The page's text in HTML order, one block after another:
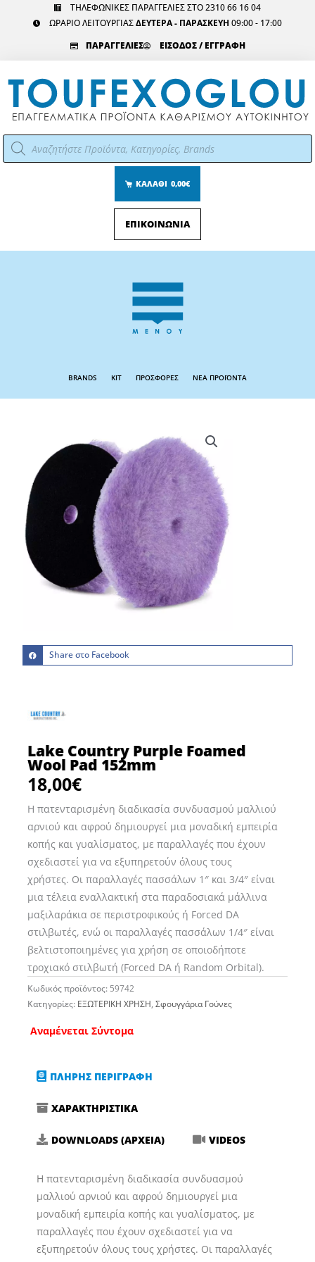
ΤΗΛΕΦΩΝΙΚΕΣ ΠΑΡΑΓΓΕΛΙΕΣ ΣΤΟ 2310 66 16 04
ΩΡΑΡΙΟ ΛΕΙΤΟΥΡΓΙΑΣΔΕΥΤΕΡΑ - ΠΑΡΑΣΚΕΥΗ 09:00 - 17:00
ΠΑΡΑΓΓΕΛΙΕΣ
ΕΙΣΟΔΟΣ / ΕΓΓΡΑΦΗ
Αναζήτηση
προϊόντων
ΚΑΛΑΘΙ 0,00€
ΕΠΙΚΟΙΝΩΝΙΑ
Menu
BRANDS KIT ΠΡΟΣΦΟΡΕΣ ΝΕΑ ΠΡΟΪΟΝΤΑ
Share στο Facebook
Lake Country Purple Foamed
Wool Pad 152mm
18,00€
Η πατενταρισμένη διαδικασία συνδυασμού μαλλιού
αρνιού και αφρού δημιουργεί μια μοναδική εμπειρία
κοπής και γυαλίσματος, με παραλλαγές που έχουν
σχεδιαστεί για να εξυπηρετούν όλους τους
χρήστες. Οι παραλλαγές πασσάλων 1″ και 3/4″ είναι
μια τέλεια εναλλακτική στα παραδοσιακά μάλλινα
μαξιλαράκια σε περιστροφικούς ή Forced DA
στιλβωτές, ενώ οι παραλλαγές πασσάλων 1/4″ είναι
βελτιστοποιημένες για χρήση σε οποιοδήποτε
τροχιακό στιλβωτή (Forced DA ή Random Orbital).
Κωδικός προϊόντος: 59742
Κατηγορίες: ΕΞΩΤΕΡΙΚΗ ΧΡΗΣΗ,Σφουγγάρια Γούνες
Αναμένεται Σύντομα
ΠΛΗΡΗΣ ΠΕΡΙΓΡΑΦΗ
ΧΑΡΑΚΤΗΡΙΣΤΙΚΑ
DOWNLOADS (ΑΡΧΕΙΑ) VIDEOS
Η πατενταρισμένη διαδικασία συνδυασμού
μαλλιού αρνιού και αφρού δημιουργεί μια
μοναδική εμπειρία κοπής και γυαλίσματος, με
παραλλαγές που έχουν σχεδιαστεί για να
εξυπηρετούν όλους τους χρήστες. Οι παραλλαγές